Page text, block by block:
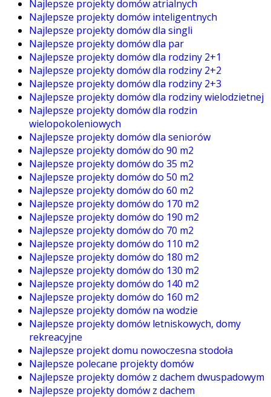
Najlepsze projekty domów atrialnych
Najlepsze projekty domów inteligentnych
Najlepsze projekty domów dla singli
Najlepsze projekty domów dla par
Najlepsze projekty domów dla rodziny 2+1
Najlepsze projekty domów dla rodziny 2+2
Najlepsze projekty domów dla rodziny 2+3
Najlepsze projekty domów dla rodziny wielodzietnej
Najlepsze projekty domów dla rodzin
wielopokoleniowych
Najlepsze projekty domów dla seniorów
Najlepsze projekty domów do 90 m2
Najlepsze projekty domów do 35 m2
Najlepsze projekty domów do 50 m2
Najlepsze projekty domów do 60 m2
Najlepsze projekty domów do 170 m2
Najlepsze projekty domów do 190 m2
Najlepsze projekty domów do 70 m2
Najlepsze projekty domów do 110 m2
Najlepsze projekty domów do 180 m2
Najlepsze projekty domów do 130 m2
Najlepsze projekty domów do 140 m2
Najlepsze projekty domów do 160 m2
Najlepsze projekty domów na wodzie
Najlepsze projekty domów letniskowych, domy
rekreacyjne
Najlepsze projekt domu nowoczesna stodoła
Najlepsze polecane projekty domów
Najlepsze projekty domów z dachem dwuspadowym
Najlepsze projekty domów z dachem